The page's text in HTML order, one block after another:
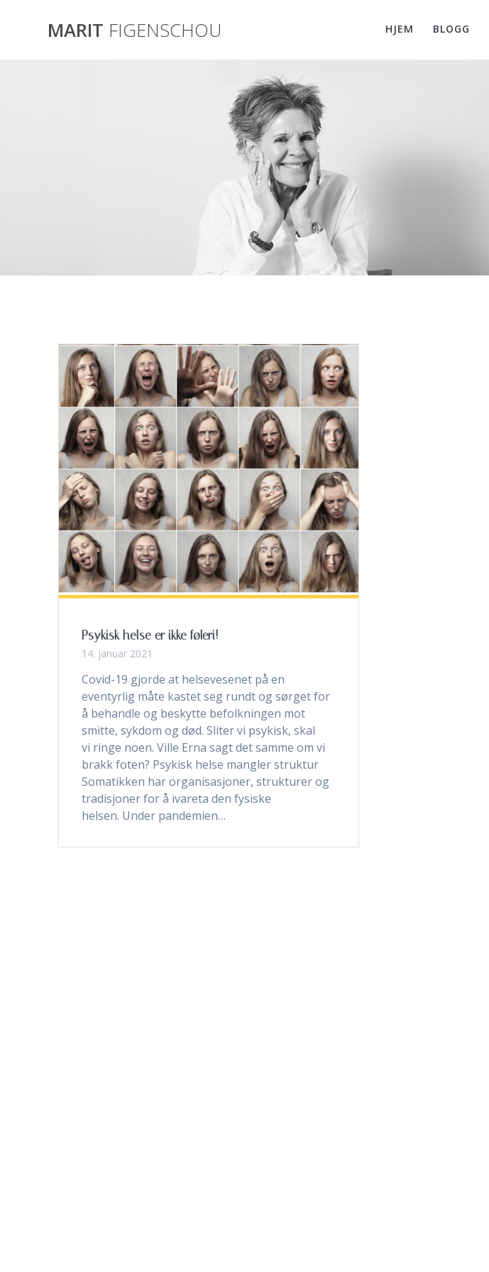
MARIT FIGENSCHOU HJEM BLOGG
Psykisk helse er ikke føleri!
14. januar 2021
Covid-19 gjorde at helsevesenet på en
eventyrlig måte kastet seg rundt og sørget for
å behandle og beskytte befolkningen mot
smitte, sykdom og død. Sliter vi psykisk, skal
vi ringe noen. Ville Erna sagt det samme om vi
brakk foten? Psykisk helse mangler struktur
Somatikken har organisasjoner, strukturer og
tradisjoner for å ivareta den fysiske
helsen. Under pandemien…